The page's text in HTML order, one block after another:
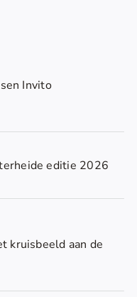
Invito
editie 2026
kruisbeeld aan de